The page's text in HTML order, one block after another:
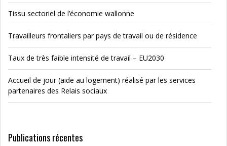
Tissu sectoriel de l’économie wallonne
Travailleurs frontaliers par pays de travail ou de résidence
Taux de très faible intensité de travail – EU2030
Accueil de jour (aide au logement) réalisé par les services
partenaires des Relais sociaux
Publications récentes